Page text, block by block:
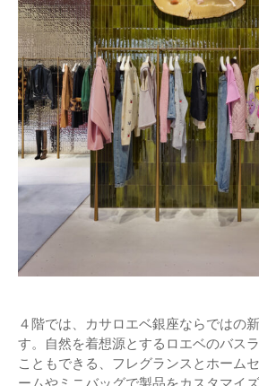
４階では、カサロエベ銀座ならではの
す。自然を着想源とするロエベのバス
こともできる、フレグランスとホーム
ームやミニバッグで製品をカスタマイ